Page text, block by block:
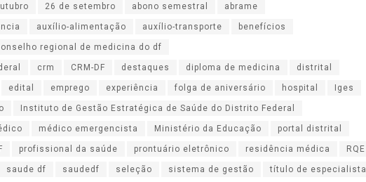
26 de setembro abono semestral abrame
auxílio-alimentação auxílio-transporte benefícios
regional de medicina do df
crm CRM-DF destaques diploma de medicina distrital
edital emprego experiência folga de aniversário hospital Iges
Instituto de Gestão Estratégica de Saúde do Distrito Federal
médico emergencista Ministério da Educação portal distrital
profissional da saúde prontuário eletrônico residência médica RQE
saude df saudedf seleção sistema de gestão título de especialista